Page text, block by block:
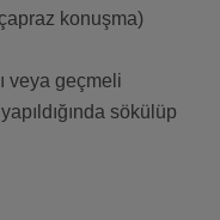
konuşma)
veya geçmeli
sökülüp